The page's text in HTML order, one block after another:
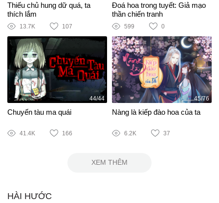
Thiếu chủ hung dữ quá, ta
thích lắm
13.7K 107
Đoá hoa trong tuyết: Giả mạo
thần chiến tranh
599 0
44/44
Chuyến tàu ma quái
41.4K 166
45/76
Nàng là kiếp đào hoa của ta
6.2K 37
XEM THÊM
HÀI HƯỚC